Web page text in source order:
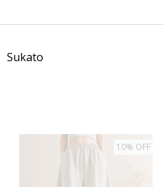
Sukato
10% OFF